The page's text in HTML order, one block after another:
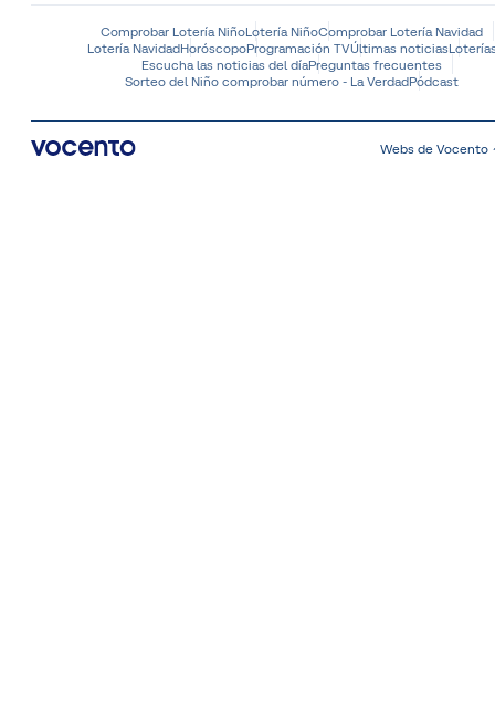
Comprobar Lotería NiñoLotería NiñoComprobar Lotería Navidad
Lotería NavidadHoróscopoProgramación TVÚltimas noticias
Escucha las noticias del díaPreguntas frecuentes
Sorteo del Niño comprobar número - La VerdadPódcast
Webs de Vocento